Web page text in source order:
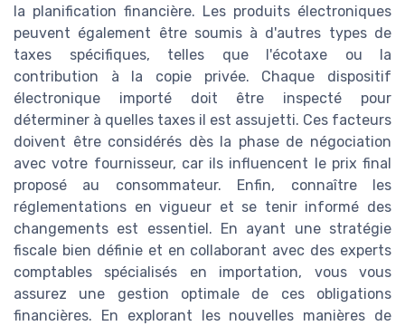
la planification financière. Les produits électroniques
peuvent également être soumis à d'autres types de
taxes spécifiques, telles que l'écotaxe ou la
contribution à la copie privée. Chaque dispositif
électronique importé doit être inspecté pour
déterminer à quelles taxes il est assujetti. Ces facteurs
doivent être considérés dès la phase de négociation
avec votre fournisseur, car ils influencent le prix final
proposé au consommateur. Enfin, connaître les
réglementations en vigueur et se tenir informé des
changements est essentiel. En ayant une stratégie
fiscale bien définie et en collaborant avec des experts
comptables spécialisés en importation, vous vous
assurez une gestion optimale de ces obligations
financières. En explorant les nouvelles manières de